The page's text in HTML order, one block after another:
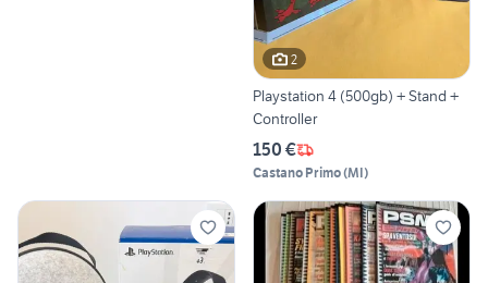
2
Playstation 4 (500gb) + Stand +
Controller
150 €
Castano Primo(MI)